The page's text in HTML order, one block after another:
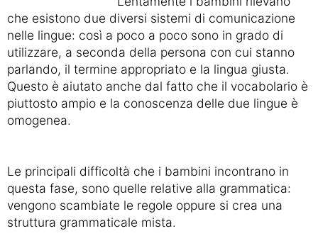
che esistono due diversi sistemi di comunicazione
nelle lingue: così a poco a poco sono in grado di
utilizzare, a seconda della persona con cui stanno
parlando, il termine appropriato e la lingua giusta.
Questo è aiutato anche dal fatto che il vocabolario è
piuttosto ampio e la conoscenza delle due lingue è
omogenea.
Le principali difficoltà che i bambini incontrano in
questa fase, sono quelle relative alla grammatica:
vengono scambiate le regole oppure si crea una
struttura grammaticale mista.